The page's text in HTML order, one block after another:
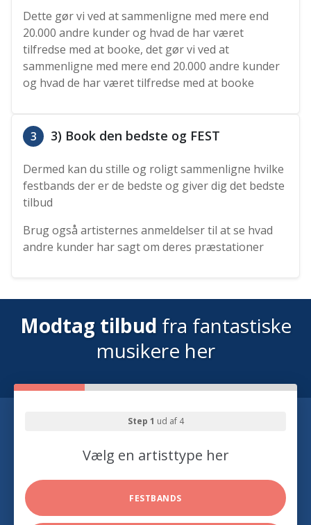
Dette gør vi ved at sammenligne med mere end
20.000 andre kunder og hvad de har været
tilfredse med at booke, det gør vi ved at
sammenligne med mere end 20.000 andre kunder
og hvad de har været tilfredse med at booke
3 3) Book den bedste og FEST
Dermed kan du stille og roligt sammenligne hvilke
festbands der er de bedste og giver dig det bedste
tilbud
Brug også artisternes anmeldelser til at se hvad
andre kunder har sagt om deres præstationer
Modtag tilbud fra fantastiske
musikere her
Step 1 ud af 4
Vælg en artisttype her
FESTBANDS